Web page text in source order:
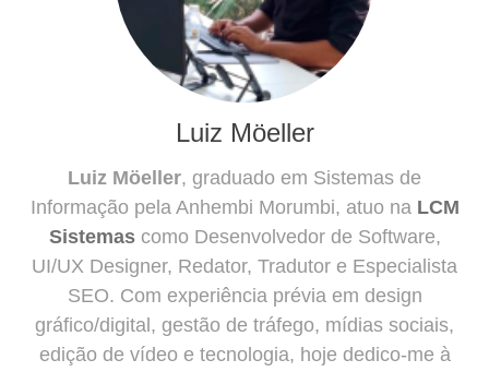
Luiz Möeller
Luiz Möeller, graduado em Sistemas de
Informação pela Anhembi Morumbi, atuo na LCM
Sistemascomo Desenvolvedor de Software,
UI/UX Designer, Redator, Tradutor e Especialista
SEO. Com experiência prévia em design
gráfico/digital, gestão de tráfego, mídias sociais,
edição de vídeo e tecnologia, hoje dedico-me à